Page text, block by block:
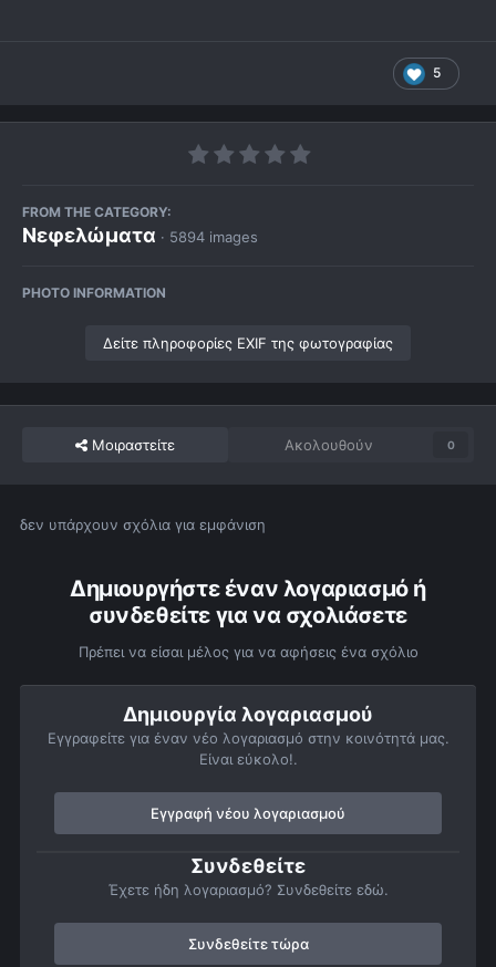
5
FROM THE CATEGORY:
Νεφελώματα · 5894 images
PHOTO INFORMATION
Δείτε πληροφορίες EXIF της φωτογραφίας
Μοιραστείτε Ακολουθούν 0
δεν υπάρχουν σχόλια για εμφάνιση
Δημιουργήστε έναν λογαριασμό ή
συνδεθείτε για να σχολιάσετε
Πρέπει να είσαι μέλος για να αφήσεις ένα σχόλιο
Δημιουργία λογαριασμού
Εγγραφείτε για έναν νέο λογαριασμό στην κοινότητά μας.
Είναι εύκολο!.
Εγγραφή νέου λογαριασμού
Συνδεθείτε
Έχετε ήδη λογαριασμό? Συνδεθείτε εδώ.
Συνδεθείτε τώρα